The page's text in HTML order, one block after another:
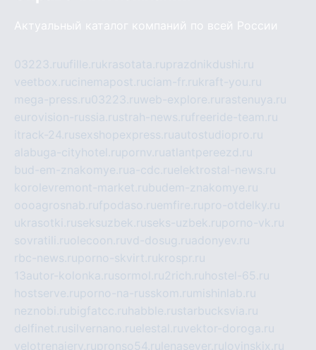
Актуальный каталог компаний по всей России
03223.ruufille.rukrasotata.ruprazdnikdushi.ru
veetbox.rucinemapost.ruciam-fr.rukraft-you.ru
mega-press.ru03223.ruweb-explore.ru rastenuya.ru
eurovision-russia.rustrah-news.rufreeride-team.ru
itrack-24.rusexshopexpress.ruautostudiopro.ru
alabuga-cityhotel.rupornv.ruatlantpereezd.ru
bud-em-znakomye.rua-cdc.ruelektrostal-news.ru
korolevremont-market.rubudem-znakomye.ru
oooagrosnab.rufpodaso.ruemfire.rupro-otdelky.ru
ukrasotki.ruseksuzbek.ruseks-uzbek.ruporno-vk.ru
sovratili.ruolecoon.ruvd-dosug.ruadonyev.ru
rbc-news.ruporno-skvirt.rukrospr.ru
13autor-kolonka.rusormol.ru2rich.ru hostel-65.ru
hostserve.ruporno-na-russkom.ru mishinlab.ru
neznobi.rubigfatcc.ru habble.rustarbucksvia.ru
delfinet.rusilvernano.ruelestal.ruvektor-doroga.ru
velotrenajery.rupronso54.ru lenasever.ru lovinskix.ru